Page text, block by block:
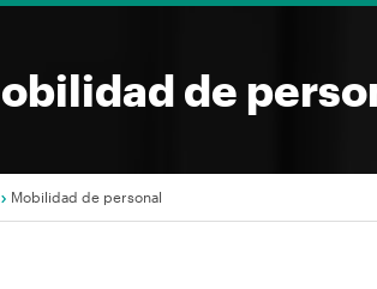
de
Mobilidad de personal